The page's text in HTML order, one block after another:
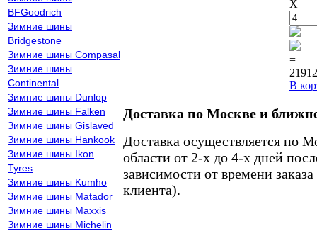
BFGoodrich
Зимние шины
Bridgestone
Зимние шины Compasal
Зимние шины
Continental
Зимние шины Dunlop
Зимние шины Falken
Зимние шины Gislaved
Зимние шины Hankook
Зимние шины Ikon
Tyres
Зимние шины Kumho
Зимние шины Matador
Зимние шины Maxxis
Зимние шины Michelin
X
=
В
Доставка по Москве и
Доставка осуществляется по
области от 2-х до 4-х дней
зависимости от времени
клиента).